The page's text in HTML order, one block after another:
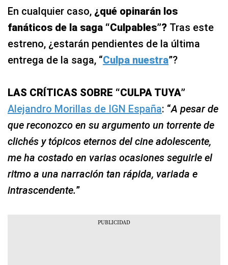
En cualquier caso, ¿qué opinarán los
fanáticos de la saga “Culpables”? Tras este
estreno, ¿estarán pendientes de la última
entrega de la saga, “Culpa nuestra”?
LAS CRÍTICAS SOBRE “CULPA TUYA”
Alejandro Morillas de IGN España: “A pesar de
que reconozco en su argumento un torrente de
clichés y tópicos eternos del cine adolescente,
me ha costado en varias ocasiones seguirle el
ritmo a una narración tan rápida, variada e
intrascendente.”